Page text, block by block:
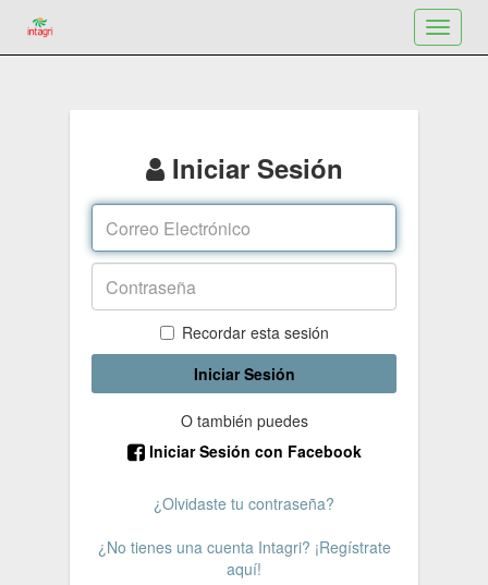
Toggle
Iniciar Sesión
Recordar esta sesión
Iniciar Sesión
O también puedes
Iniciar Sesión con Facebook
¿Olvidaste tu contraseña?
¿No tienes una cuenta Intagri? ¡Regístrate
aquí!